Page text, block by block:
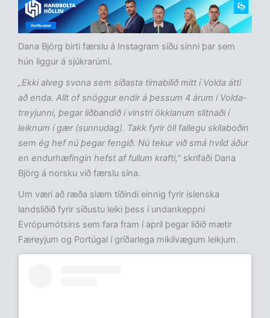
Dana Björg birti færslu á Instagram síðu sinni þar sem
hún liggur á sjúkrarúmi.
„Ekki alveg svona sem síðasta tímabilið mitt í Volda átti
að enda. Allt of snöggur endir á þessum 4 árum í Volda-
treyjunni, þegar liðbandið í vinstri ökklanum slitnaði í
leiknum í gær (sunnudag). Takk fyrir öll fallegu skilaboðin
sem ég hef nú þegar fengið. Nú tekur við smá hvíld áður
en endurhæfingin hefst af fullum krafti," skrifaði Dana
Björg á norsku við færslu sína.
Um væri að ræða slæm tíðindi einnig fyrir íslenska
landsliðið fyrir síðustu leiki þess í undankeppni
Evrópumótsins sem fara fram í apríl þegar liðið mætir
Færeyjum og Portúgal í gríðarlega mikilvægum leikjum.